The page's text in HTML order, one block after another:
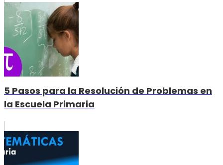
5 Pasos para la Resolución de Problemas en
la Escuela Primaria